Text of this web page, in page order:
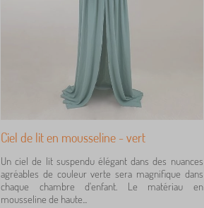
Ciel de lit en mousseline - vert
Un ciel de lit suspendu élégant dans des nuances
agréables de couleur verte sera magnifique dans
chaque chambre d'enfant. Le matériau en
mousseline de haute...